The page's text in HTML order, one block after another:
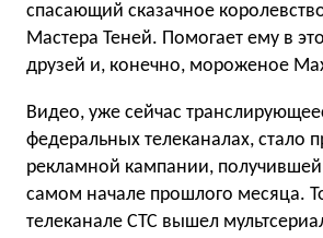
спасающий сказачное
Мастера Теней. Помогает ему в
друзей и, конечно, мороженое
Видео, уже сейчас
федеральных телеканалах, стало
рекламной кампании, получившей
самом начале прошлого месяца.
телеканале СТС вышел